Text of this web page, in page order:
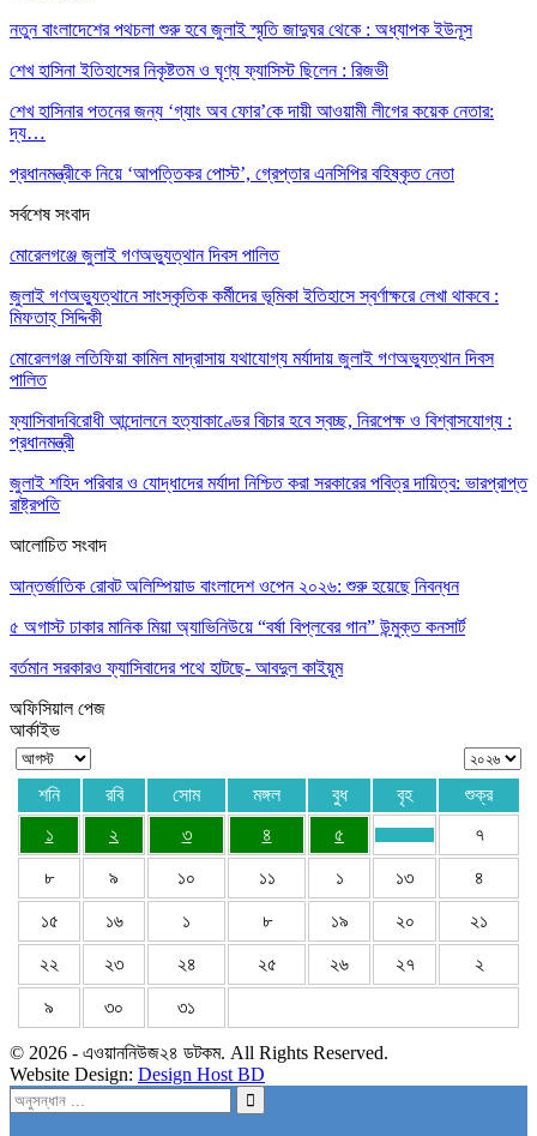
নতুন বাংলাদেশের পথচলা শুরু হবে জুলাই স্মৃতি জাদুঘর থেকে : অধ্যাপক ইউনূস
শেখ হাসিনা ইতিহাসের নিকৃষ্টতম ও ঘৃণ্য ফ্যাসিস্ট ছিলেন : রিজভী
শেখ হাসিনার পতনের জন্য ‘গ্যাং অব ফোর’কে দায়ী আওয়ামী লীগের কয়েক নেতার:
দ্য…
প্রধানমন্ত্রীকে নিয়ে ‘আপত্তিকর পোস্ট’, গ্রেপ্তার এনসিপির বহিষ্কৃত নেতা
সর্বশেষ সংবাদ
মোরেলগঞ্জে জুলাই গণঅভ্যুত্থান দিবস পালিত
জুলাই গণঅভ্যুত্থানে সাংস্কৃতিক কর্মীদের ভূমিকা ইতিহাসে স্বর্ণাক্ষরে লেখা থাকবে :
মিফতাহ্ সিদ্দিকী
মোরেলগঞ্জ লতিফিয়া কামিল মাদ্রাসায় যথাযোগ্য মর্যাদায় জুলাই গণঅভ্যুত্থান দিবস
পালিত
ফ্যাসিবাদবিরোধী আন্দোলনে হত্যাকাণ্ডের বিচার হবে স্বচ্ছ, নিরপেক্ষ ও বিশ্বাসযোগ্য :
প্রধানমন্ত্রী
জুলাই শহিদ পরিবার ও যোদ্ধাদের মর্যাদা নিশ্চিত করা সরকারের পবিত্র দায়িত্ব: ভারপ্রাপ্ত
রাষ্ট্রপতি
আলোচিত সংবাদ
আন্তর্জাতিক রোবট অলিম্পিয়াড বাংলাদেশ ওপেন ২০২৬: শুরু হয়েছে নিবন্ধন
৫ অগাস্ট ঢাকার মানিক মিয়া অ্যাভিনিউয়ে “বর্ষা বিপ্লবের গান” উন্মুক্ত কনসার্ট
বর্তমান সরকারও ফ্যাসিবাদের পথে হাটছে- আবদুল কাইয়ূম
অফিসিয়াল পেজ
আর্কাইভ
শনি রবি সোম মঙ্গল বুধ বৃহ
শুক্র
১
২ ৩ ৪ ৫ ৭
৮ ৯ ১০ ১১ ১ ১৩ ৪
১৫ ১৬ ১ ৮ ১৯ ২০ ২১
২২ ২৩ ২৪ ২৫ ২৬ ২৭ ২
৯ ৩০ ৩১
© 2026 - এওয়াননিউজ২৪ ডটকম. All Rights Reserved.
Website Design: Design Host BD